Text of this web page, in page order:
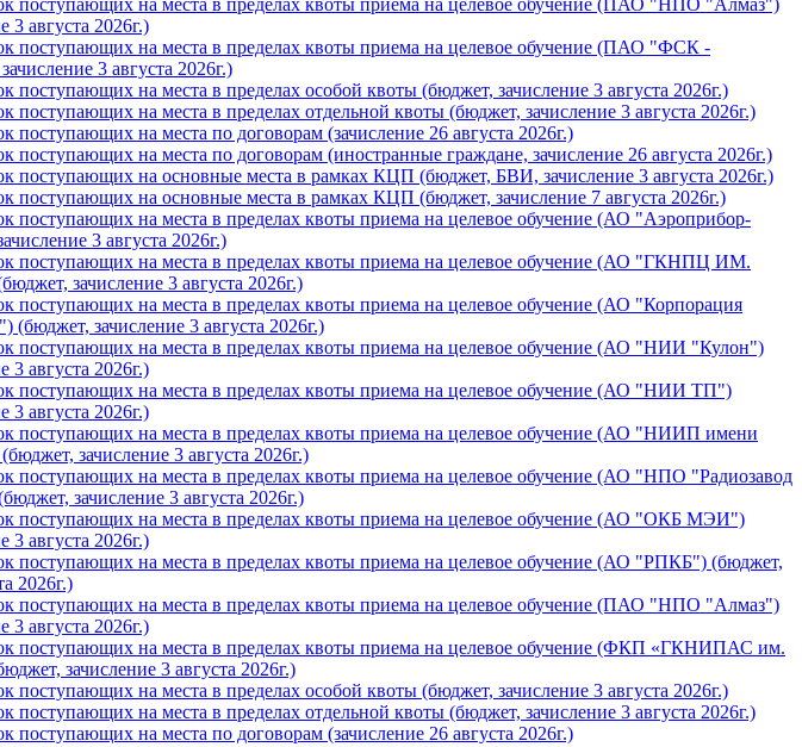
поступающих на места в пределах квоты приема на целевое обучение (ПАО "НПО "Алмаз")
3 августа 2026г.)
поступающих на места в пределах квоты приема на целевое обучение (ПАО "ФСК -
3 августа 2026г.)
поступающих на места в пределах особой квоты (бюджет, зачислениe 3 августа 2026г.)
поступающих на места в пределах отдельной квоты (бюджет, зачислениe 3 августа 2026г.)
поступающих на места по договорам (зачислениe 26 августа 2026г.)
поступающих на места по договорам (иностранные граждане, зачислениe 26 августа 2026г.)
поступающих на основные места в рамках КЦП (бюджет, БВИ, зачислениe 3 августа 2026г.)
поступающих на основные места в рамках КЦП (бюджет, зачислениe 7 августа 2026г.)
поступающих на места в пределах квоты приема на целевое обучение (АО "Аэроприбор-
3 августа 2026г.)
поступающих на места в пределах квоты приема на целевое обучение (АО "ГКНПЦ ИМ.
зачислениe 3 августа 2026г.)
поступающих на места в пределах квоты приема на целевое обучение (АО "Корпорация
зачислениe 3 августа 2026г.)
поступающих на места в пределах квоты приема на целевое обучение (АО "НИИ "Кулон")
3 августа 2026г.)
поступающих на места в пределах квоты приема на целевое обучение (АО "НИИ ТП")
3 августа 2026г.)
поступающих на места в пределах квоты приема на целевое обучение (АО "НИИП имени
зачислениe 3 августа 2026г.)
поступающих на места в пределах квоты приема на целевое обучение (АО "НПО "Радиозавод
зачислениe 3 августа 2026г.)
поступающих на места в пределах квоты приема на целевое обучение (АО "ОКБ МЭИ")
3 августа 2026г.)
поступающих на места в пределах квоты приема на целевое обучение (АО "РПКБ") (бюджет,
2026г.)
поступающих на места в пределах квоты приема на целевое обучение (ПАО "НПО "Алмаз")
3 августа 2026г.)
поступающих на места в пределах квоты приема на целевое обучение (ФКП «ГКНИПАС им.
зачислениe 3 августа 2026г.)
поступающих на места в пределах особой квоты (бюджет, зачислениe 3 августа 2026г.)
поступающих на места в пределах отдельной квоты (бюджет, зачислениe 3 августа 2026г.)
поступающих на места по договорам (зачислениe 26 августа 2026г.)